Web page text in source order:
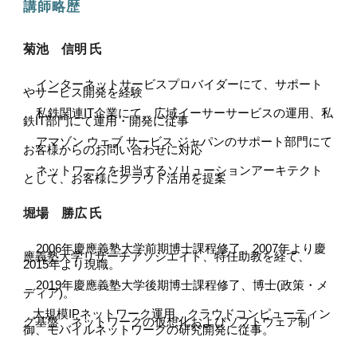
講師略歴
菊池 信明 氏
インターネットサービスプロバイダーにて、サポート
やサービス開発を経験
私鉄関連IT企業にて、広域イーサーサービスの運用、私
鉄IT部門にて運用・開発に従事
アマゾン ウェブ サービス ジャパンのサポート部門にて
お客様からのお問い合わせに対応
ネットワークを担当するソリューションアーキテクト
として、お客様にクラウド活用を提案
堀場 勝広 氏
2006年慶應義塾大学前期博士課程修了。2007年より慶
應義塾大学リサーチアソシエイト、特任助教を経て、
2015年より現職。
2019年慶應義塾大学後期博士課程修了、博士(政策・メ
ディア)。
大規模IPネットワーク運用、クラウドコンピューティン
グ基盤、ネットワークの仮想化およびソフトウェア制
御、モバイルネットワークの研究開発に従事。